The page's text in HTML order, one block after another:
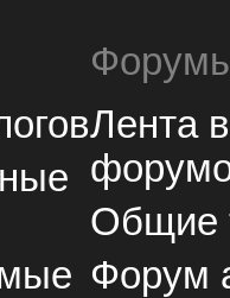
Лента
Общие
Форум